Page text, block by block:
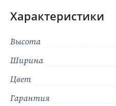
Характеристики
Высота
Ширина
Цвет
Гарантия